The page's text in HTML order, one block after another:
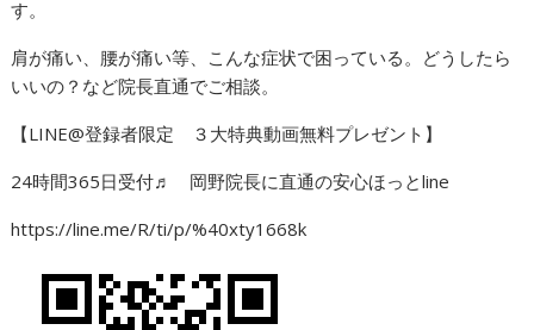
す。
肩が痛い、腰が痛い等、こんな症状で困っている。どうしたら
いいの？など院長直通でご相談。
【LINE@登録者限定 ３大特典動画無料プレゼント】
24時間365日受付♬ 岡野院長に直通の安心ほっとline
https://line.me/R/ti/p/%40xty1668k